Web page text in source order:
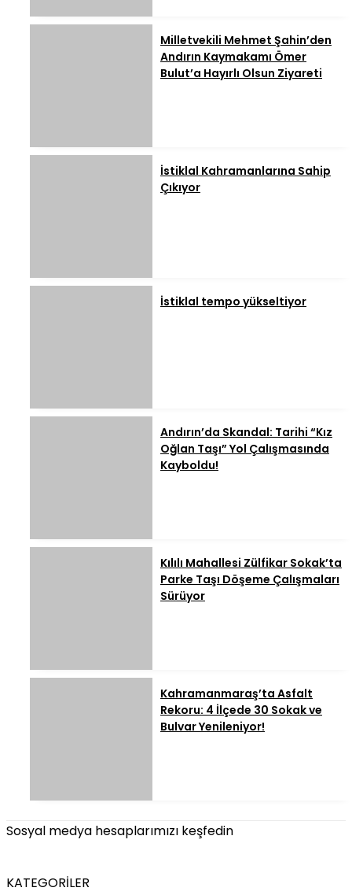
Milletvekili Mehmet Şahin’den
Andırın Kaymakamı Ömer
Bulut’a Hayırlı Olsun Ziyareti
İstiklal Kahramanlarına Sahip
Çıkıyor
İstiklal tempo yükseltiyor
Andırın’da Skandal: Tarihi “Kız
Oğlan Taşı” Yol Çalışmasında
Kayboldu!
Kılılı Mahallesi Zülfikar Sokak’ta
Parke Taşı Döşeme Çalışmaları
Sürüyor
Kahramanmaraş’ta Asfalt
Rekoru: 4 İlçede 30 Sokak ve
Bulvar Yenileniyor!
Sosyal medya hesaplarımızı keşfedin
KATEGORİLER